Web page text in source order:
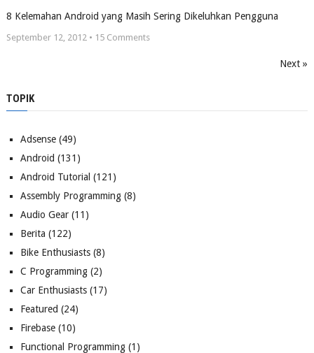
8 Kelemahan Android yang Masih Sering Dikeluhkan Pengguna
September 12, 2012 • 15Comments
Next »
TOPIK
Adsense(49)
Android (131)
Android Tutorial (121)
Assembly Programming(8)
Audio Gear(11)
Berita (122)
Bike Enthusiasts(8)
C Programming(2)
Car Enthusiasts(17)
Featured (24)
Firebase(10)
Functional Programming(1)